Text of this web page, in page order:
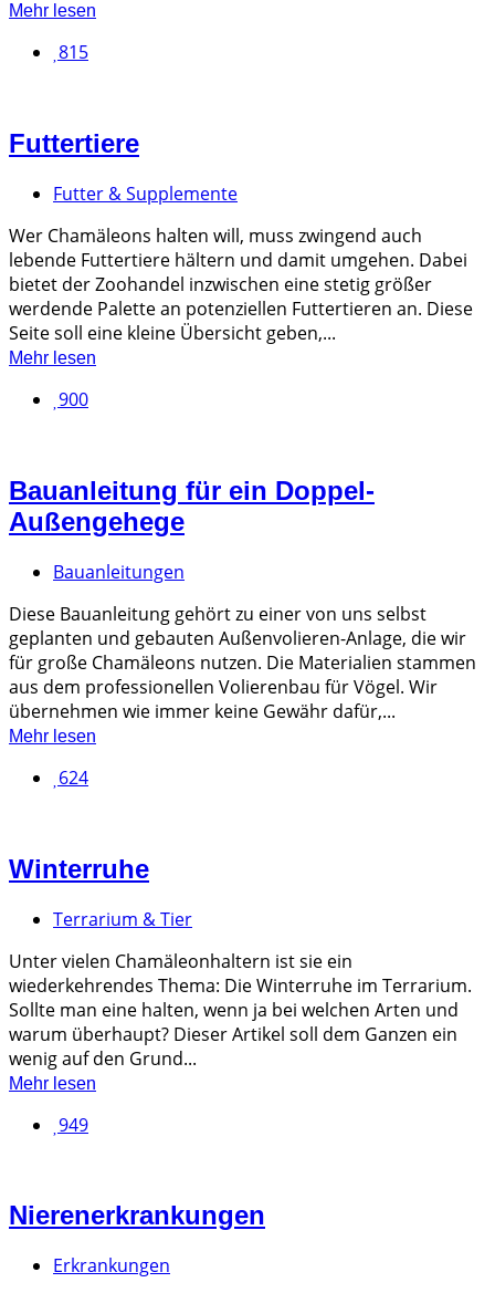
Mehr lesen
815
Futtertiere
Futter & Supplemente
Wer Chamäleons halten will, muss zwingend auch
lebende Futtertiere hältern und damit umgehen. Dabei
bietet der Zoohandel inzwischen eine stetig größer
werdende Palette an potenziellen Futtertieren an. Diese
Seite soll eine kleine Übersicht geben,...
Mehr lesen
900
Bauanleitung für ein Doppel-
Außengehege
Bauanleitungen
Diese Bauanleitung gehört zu einer von uns selbst
geplanten und gebauten Außenvolieren-Anlage, die wir
für große Chamäleons nutzen. Die Materialien stammen
aus dem professionellen Volierenbau für Vögel. Wir
übernehmen wie immer keine Gewähr dafür,...
Mehr lesen
624
Winterruhe
Terrarium & Tier
Unter vielen Chamäleonhaltern ist sie ein
wiederkehrendes Thema: Die Winterruhe im Terrarium.
Sollte man eine halten, wenn ja bei welchen Arten und
warum überhaupt? Dieser Artikel soll dem Ganzen ein
wenig auf den Grund...
Mehr lesen
949
Nierenerkrankungen
Erkrankungen